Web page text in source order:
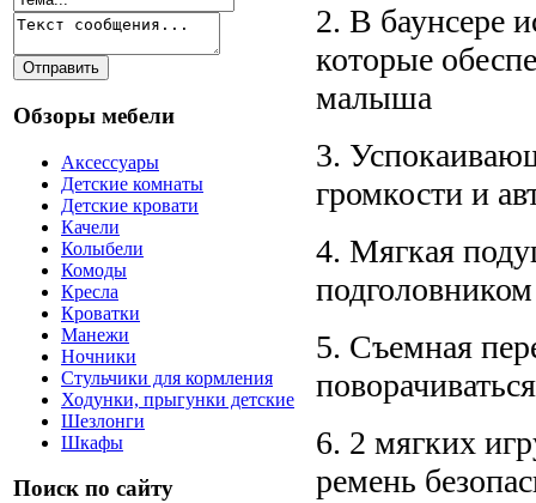
Обзоры мебели
Аксессуары
Детские комнаты
Детские кровати
Качели
Колыбели
Комоды
Кресла
Кроватки
Манежи
Ночники
Стульчики для кормления
Ходунки, прыгунки детские
Шезлонги
Шкафы
Поиск по сайту
2. В баунсере
которые
малыша
3.
громкости и
4. Мягкая
подголовником
5. Съемная
6. 2 мягких
ремень